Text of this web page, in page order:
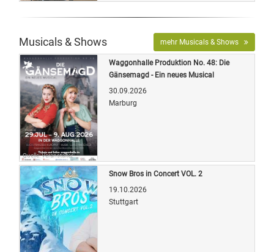
Musicals & Shows mehr Musicals & Shows
Quelle: Veranstalter
Waggonhalle Produktion No. 48: Die
Gänsemagd - Ein neues Musical
30.09.2026
Marburg
Snow Bros in Concert VOL. 2
19.10.2026
Stuttgart